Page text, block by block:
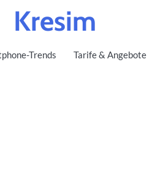
Kresim
Trends Tarife & Angebote